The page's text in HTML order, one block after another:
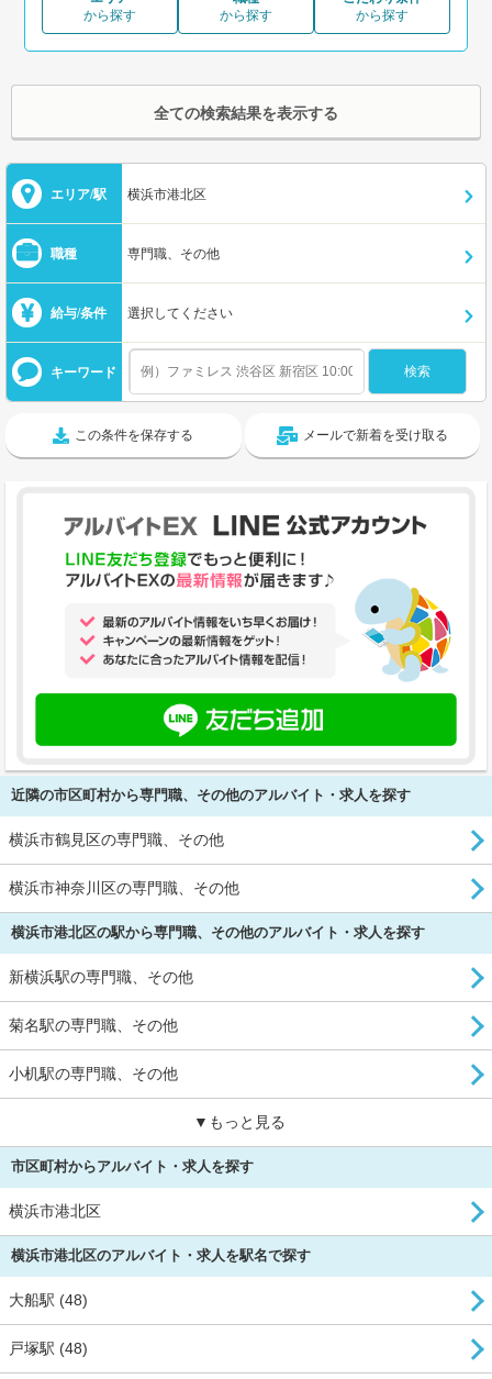
から探す
から探す
から探す
全ての検索結果を表示する
エリア/駅 横浜市港北区
職種 専門職、その他
給与/条件 選択してください
キーワード
この条件を保存する メールで新着を受け取る
近隣の市区町村から専門職、その他のアルバイト・求人を探す
横浜市鶴見区の専門職、その他
横浜市神奈川区の専門職、その他
横浜市港北区の駅から専門職、その他のアルバイト・求人を探す
新横浜駅の専門職、その他
菊名駅の専門職、その他
小机駅の専門職、その他
▼もっと見る
市区町村からアルバイト・求人を探す
横浜市港北区
横浜市港北区のアルバイト・求人を駅名で探す
大船駅 (48)
戸塚駅 (48)